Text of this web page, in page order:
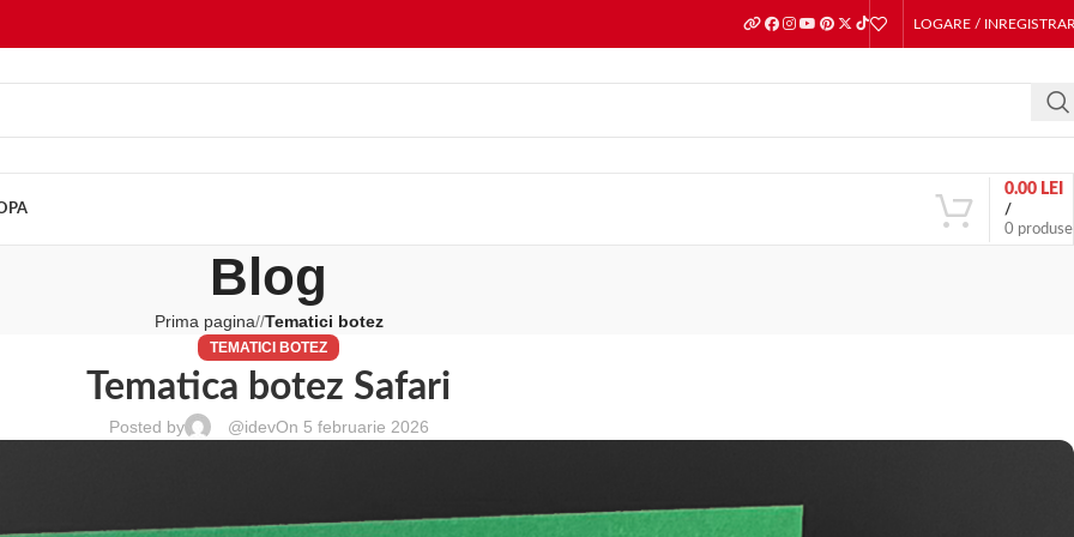
LOGARE /
0 produse
/
0.00 LEI
Blog
Prima pagina/ Tematici botez
TEMATICI BOTEZ
Tematica botez Safari
Posted by @idevOn 5 februarie 2026